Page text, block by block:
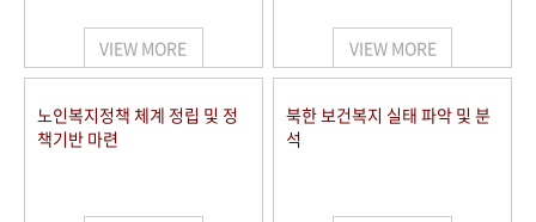
VIEW MORE VIEW MORE
노인복지정책 체계 정립 및 정
책기반 마련
북한 보건복지 실태 파악 및 분
석